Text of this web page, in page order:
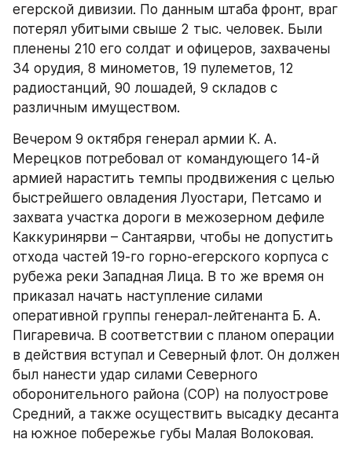
егерской дивизии. По данным штаба фронт, враг
потерял убитыми свыше 2 тыс. человек. Были
пленены 210 его солдат и офицеров, захвачены
34 орудия, 8 минометов, 19 пулеметов, 12
радиостанций, 90 лошадей, 9 складов с
различным имуществом.
Вечером 9 октября генерал армии К. А.
Мерецков потребовал от командующего 14-й
армией нарастить темпы продвижения с целью
быстрейшего овладения Луостари, Петсамо и
захвата участка дороги в межозерном дефиле
Каккуринярви – Сантаярви, чтобы не допустить
отхода частей 19-го горно-егерского корпуса с
рубежа реки Западная Лица. В то же время он
приказал начать наступление силами
оперативной группы генерал-лейтенанта Б. А.
Пигаревича. В соответствии с планом операции
в действия вступал и Северный флот. Он должен
был нанести удар силами Северного
оборонительного района (СОР) на полуострове
Средний, а также осуществить высадку десанта
на южное побережье губы Малая Волоковая.